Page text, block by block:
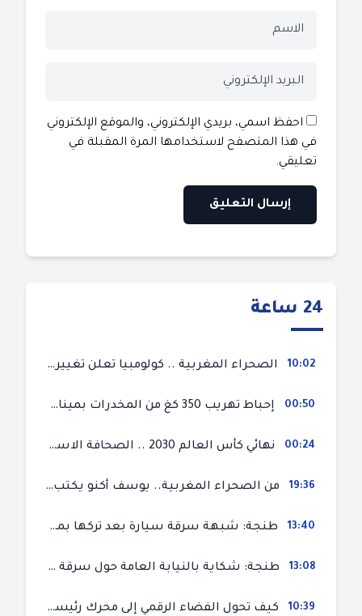
احفظ اسمي، بريدي الإلكتروني، والموقع الإلكتروني
في هذا المتصفح لاستخدامها المرة المقبلة في
تعليقي.
24 ساعة
10:02 الصحراء المغربية .. كولومبيا تعلن تغييرا في موقفها وتعترف بسيادة المغرب على صحرائه
00:50 إحباط تهريب 350 كغ من المخدرات بميناء طنجة المتوسط
00:24 نهائي كأس العالم 2030 .. الصحافة الاسبانية قلقة من حسم الملف لصالح المغرب و”تتهم رئيس الفيفا”
19:36 من الصحراء المغربية.. يوسف أكنو يكتب عن أزمة سبتة المحتلة ويؤكد ان الهجرة السرية ليست حلا وبناء الوطن هو الخيار الأفضل
13:40 طنجة: شبهة سرقة سيارة بعد تركها بمحل ميكانيك للإصلاح
13:08 طنجة: شكاية بالنيابة العامة حول سرقة سيارة تركها صاحبها بمحل ميكانيك للإصلاح
10:39 كيف تحول الفضاء الرقمي إلى محرك رئيسي لأحداث الهجرة في سبتة؟